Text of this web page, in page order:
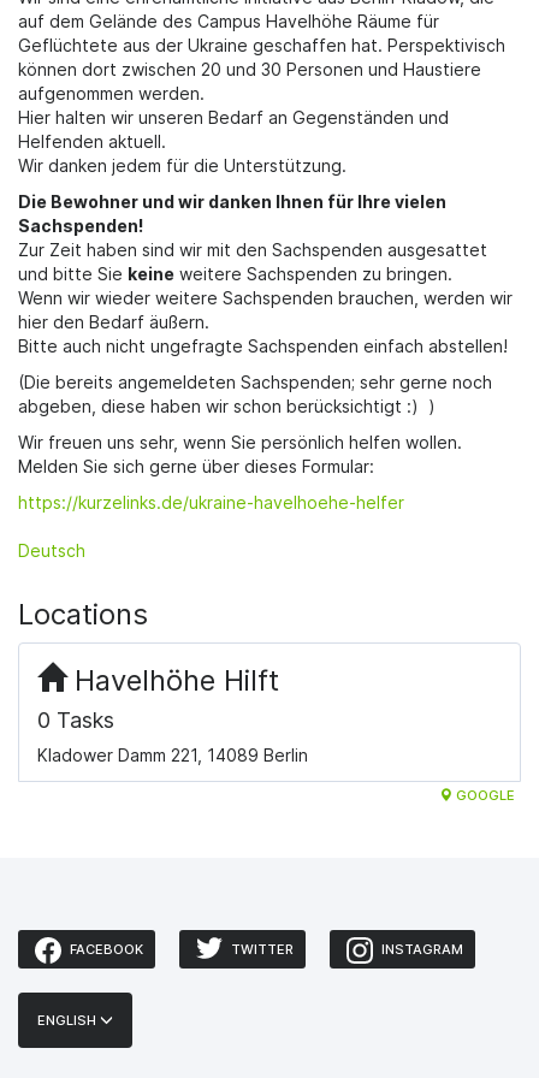
auf dem Gelände des Campus Havelhöhe Räume für
Geflüchtete aus der Ukraine geschaffen hat. Perspektivisch
können dort zwischen 20 und 30 Personen und Haustiere
aufgenommen werden.
Hier halten wir unseren Bedarf an Gegenständen und
Helfenden aktuell.
Wir danken jedem für die Unterstützung.
Die Bewohner und wir danken Ihnen für Ihre vielen
Sachspenden!
Zur Zeit haben sind wir mit den Sachspenden ausgesattet
und bitte Sie keine weitere Sachspenden zu bringen.
Wenn wir wieder weitere Sachspenden brauchen, werden wir
hier den Bedarf äußern.
Bitte auch nicht ungefragte Sachspenden einfach abstellen!
(Die bereits angemeldeten Sachspenden; sehr gerne noch
abgeben, diese haben wir schon berücksichtigt :) )
Wir freuen uns sehr, wenn Sie persönlich helfen wollen.
Melden Sie sich gerne über dieses Formular:
https://kurzelinks.de/ukraine-havelhoehe-helfer
Deutsch
Locations
Havelhöhe Hilft
0 Tasks
Kladower Damm 221, 14089 Berlin
GOOGLE
FACEBOOK TWITTER INSTAGRAM
ENGLISH